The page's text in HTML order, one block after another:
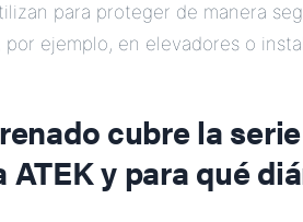
para proteger de manera
, por ejemplo, en elevadores o
cubre la
y para qué